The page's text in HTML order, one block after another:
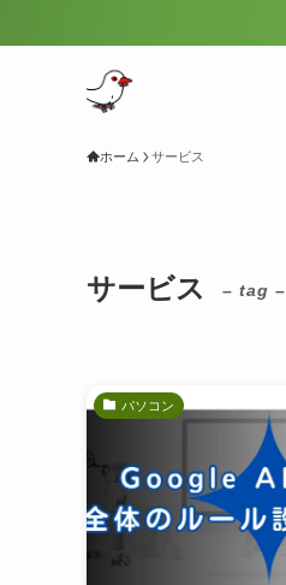
ホーム サービス
サービス – tag –
パソコン